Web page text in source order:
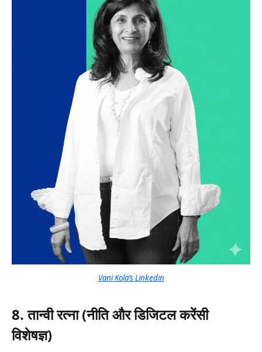
Vani Kola’s Linkedin
8. तान्वी रत्ना (नीति और डिजिटल करेंसी
विशेषज्ञ)